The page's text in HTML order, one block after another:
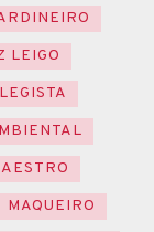
LEIGO
LEGISTA
MAQUEIRO